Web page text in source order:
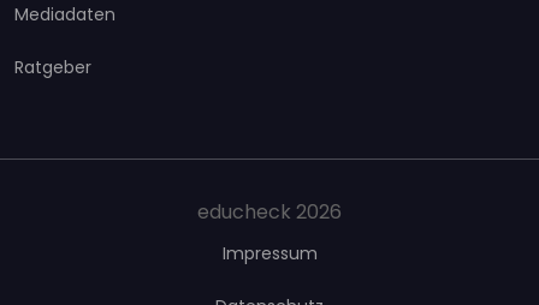
Mediadaten
Ratgeber
educheck 2026
Impressum